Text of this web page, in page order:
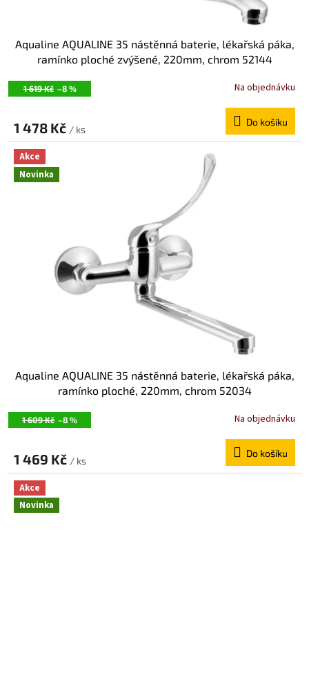
1 619 Kč –8 %
Aqualine AQUALINE 35 nástěnná baterie, lékařská páka,
ramínko ploché zvýšené, 220mm, chrom 52144
Na objednávku
1 478 Kč / ks
Do košíku
Akce
Novinka
1 609 Kč –8 %
Aqualine AQUALINE 35 nástěnná baterie, lékařská páka,
ramínko ploché, 220mm, chrom 52034
Na objednávku
1 469 Kč / ks
Do košíku
Akce
Novinka